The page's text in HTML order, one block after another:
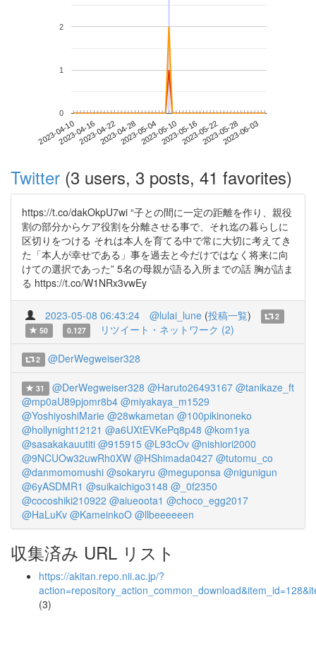
2023-04-102023-04-162023-04-222023-04-282023-05-042023-05-102023-05-162023-05-222023-05-282023-06-03
0
1
2
Twitter (3 users, 3 posts, 41 favorites)
https://t.co/dakOkpU7wi “子との間に一定の距離を作り、親役
割の部分からケア役割を分離させる事で、それ迄の暮らしに
区切りをつける それは本人を育てる中で常に大切に考えてき
た「本人が幸せである」事を過去と今だけではなく将来に向
けての選択であった” 5名の母親が語る入所までの話 胸が詰ま
る https://t.co/W1NRx3vwEy
2023-05-08 06:43:24 @lulai_lune (投稿一覧)
2
50
0.127 リツイート・ネットワーク (2)
2 @DerWegweiser328
31 @DerWegweiser328 @Haruto26493167 @tanikaze_ft
@mp0aU89pjomr8b4 @miyakaya_m1529
@YoshiyoshiMarie @28wkametan @100pikinoneko
@hollynight12121 @a6UXtEVKePq8p48 @kom1ya
@sasakakauutiti @915915 @L93cOv @nishiori2000
@9NCUOw32uwRh0XW @HShimada0427 @tutomu_co
@danmomomushi @sokaryru @meguponsa @nigunigun
@6yASDMR1 @suikaichigo3148 @_0f2350
@cocoshiki210922 @aiueoota1 @choco_egg2017
@HaLuKv @KameinkoO @llbeeeeeen
収集済み URL リスト
https://akitan.repo.nii.ac.jp/?
(3)